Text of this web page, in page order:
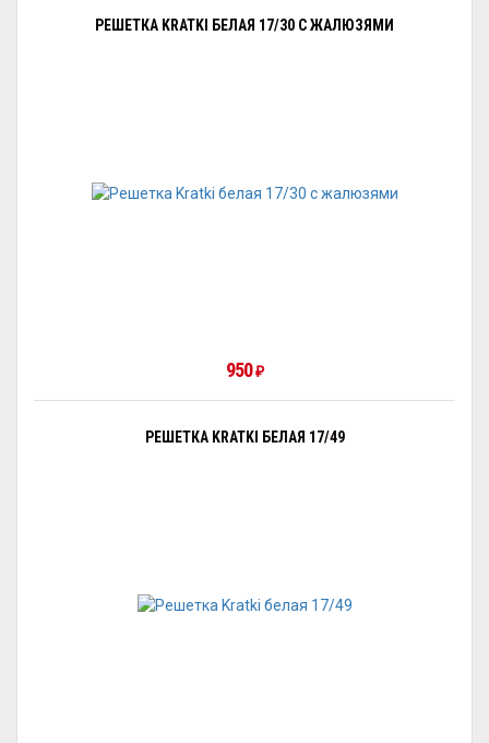
РЕШЕТКА KRATKI БЕЛАЯ 17/30 С ЖАЛЮЗЯМИ
950₽
РЕШЕТКА KRATKI БЕЛАЯ 17/49